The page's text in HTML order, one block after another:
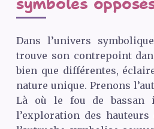
Dans l’univers
trouve son contrepoint
bien que différentes,
nature unique. Prenons
Là où le fou de bassan
l’exploration des